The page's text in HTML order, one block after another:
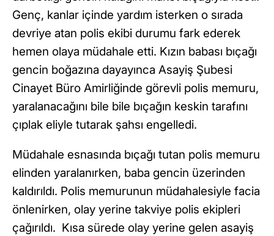
Genç, kanlar içinde yardım isterken o sırada
devriye atan polis ekibi durumu fark ederek
hemen olaya müdahale etti. Kızın babası bıçağı
gencin boğazına dayayınca Asayiş Şubesi
Cinayet Büro Amirliğinde görevli polis memuru,
yaralanacağını bile bile bıçağın keskin tarafını
çıplak eliyle tutarak şahsı engelledi.
Müdahale esnasında bıçağı tutan polis memuru
elinden yaralanırken, baba gencin üzerinden
kaldırıldı. Polis memurunun müdahalesiyle facia
önlenirken, olay yerine takviye polis ekipleri
çağırıldı. Kısa sürede olay yerine gelen asayiş